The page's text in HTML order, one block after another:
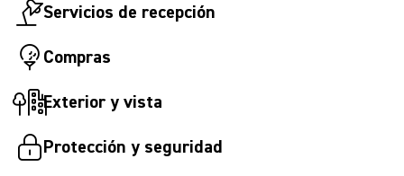
Servicios de recepción
Compras
Exterior y vista
Protección y seguridad